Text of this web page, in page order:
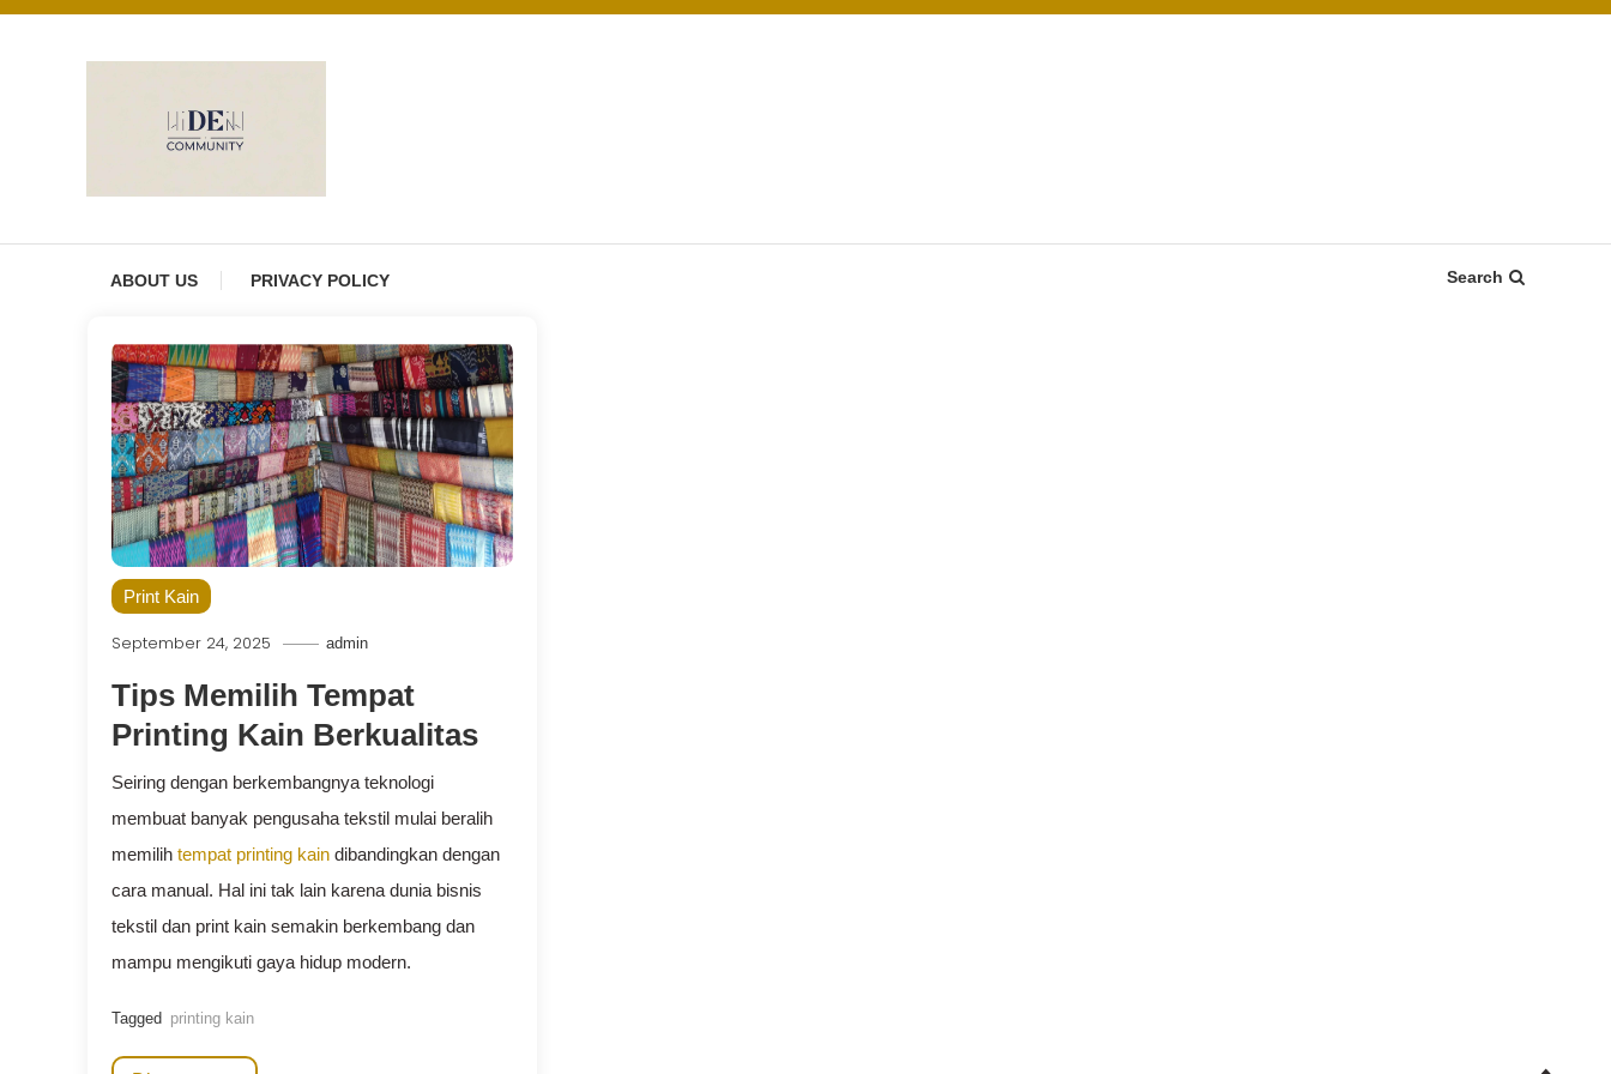
Skip
ABOUT US PRIVACY POLICY Search
Print Kain
September 24, 2025 admin
Tips Memilih Tempat
Printing Kain Berkualitas
Seiring dengan berkembangnya teknologi
membuat banyak pengusaha tekstil mulai beralih
memilihtempat printing kain dibandingkan dengan
cara manual. Hal ini tak lain karena dunia bisnis
tekstil dan print kain semakin berkembang dan
mampu mengikuti gaya hidup modern.
Tagged printing kain